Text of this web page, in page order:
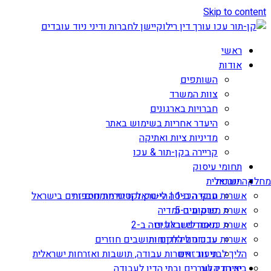
Skip to content
ראשי
אודות
השותפים
צוות המשרד
חברויות בארגונים
היעדר אחריות בשימוש באתר
מדיניות ציות ואתיקה
קריירה בקן-תור & עכו
תחומי עיסוק
מחלקה ישראלית
אשרות עבודה ב-1 | הי-טק וקטגוריות נוספות
אשרת משקיע ב-5
אשרת כניסה לישראל ויזה ב-2
אשרות עבודה ליהודים ותושבים חוזרים
הליך לבני זוג זרים
תובנות
חוקי הכניסה לישראל ודיני מומחים זרים בישראל
פרסומים ומדיה
מאמרים ובלוגים
עדכונים ללקוחות
תיעוד: אשרות עבודה, תושבות ואזרחות ישראלית